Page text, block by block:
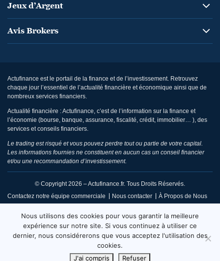
Jeux d’Argent
Avis Brokers
Actufinance est le portail de la finance et de l’investissement. Retrouvez
chaque jour l’essentiel de l’actualité financière et économique ainsi que de
nombreux services financiers.
Actualité financière : Actufinance, c’est de l’information sur la finance et
l’économie (bourse, banque, assurance, fiscalité, crédit, immobilier… ), des
services et conseils financiers.
Le trading est risqué et vous pouvez perdre tout ou partie de votre capital.
Les informations fournies ne constituent en aucun cas un conseil financier
et/ou une recommandation d’investissement.
© Copyright 2026 – Actufinance.fr. Tous Droits Réservés.
Contactez notre équipe commerciale
Nous contacter À Propos de Nous
Politique de Réclamation Éditoriale Code de Conduite
Code de Déontologie Conditions d’Utilisation
Fiabilité et Fact Checking Sitemap
Nous utilisons des cookies pour vous garantir la meilleure
expérience sur notre site. Si vous continuez à utiliser ce
dernier, nous considérerons que vous acceptez l'utilisation des
cookies.
J'ai compris
Refuser